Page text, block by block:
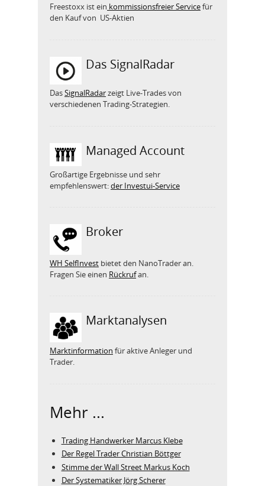
Freestoxx ist ein kommissionsfreier Servicefür
den Kauf von US-Aktien
Das SignalRadar
DasSignalRadarzeigt Live-Trades von
verschiedenen Trading-Strategien.
Managed Account
Großartige Ergebnisse und sehr
empfehlenswert:der Investui-Service
Broker
WH SelfInvest bietet den NanoTrader an.
Fragen Sie einen Rückrufan.
Marktanalysen
Marktinformation für aktive Anleger und
Trader.
Mehr ...
Trading Handwerker Marcus Klebe
Der Regel Trader Christian Böttger
Stimme der Wall Street Markus Koch
Der Systematiker Jörg Scherer